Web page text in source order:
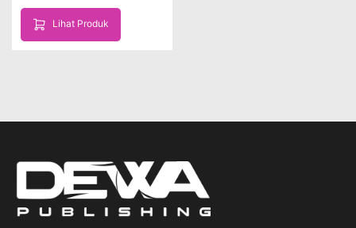
Lihat Produk